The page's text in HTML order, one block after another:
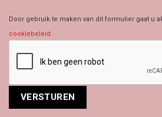
Door gebruik te maken van dit formulier gaat u
cookiebeleid .